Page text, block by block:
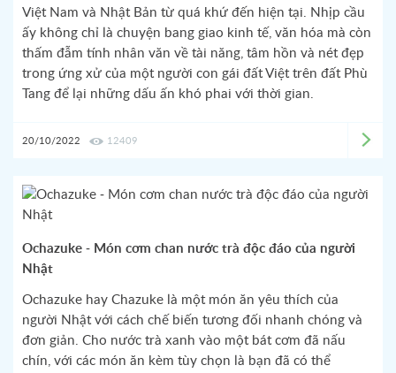
Việt Nam và Nhật Bản từ quá khứ đến hiện tại. Nhịp cầu
ấy không chỉ là chuyện bang giao kinh tế, văn hóa mà còn
thấm đẫm tính nhân văn về tài năng, tâm hồn và nét đẹp
trong ứng xử của một người con gái đất Việt trên đất Phù
Tang để lại những dấu ấn khó phai với thời gian.
20/10/2022 12409
Ochazuke - Món cơm chan nước trà độc đáo của người
Nhật
Ochazuke hay Chazuke là một món ăn yêu thích của
người Nhật với cách chế biến tương đối nhanh chóng và
đơn giản. Cho nước trà xanh vào một bát cơm đã nấu
chín, với các món ăn kèm tùy chọn là bạn đã có thể